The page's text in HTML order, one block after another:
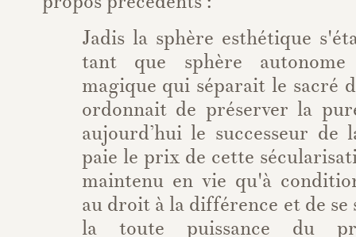
Jadis la sphère esthétique
tant que sphère
magique qui séparait le sacré
ordonnait de préserver la
aujourd’hui le successeur de
paie le prix de cette
maintenu en vie qu'à
au droit à la différence et de
la toute puissance du